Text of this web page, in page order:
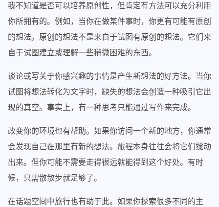
我不知道是否可以培养原创性，但肯定有方法可以充分利用
你所拥有的。例如，当你在做某件事时，你更有可能有原创
的想法。原创的想法不是来自于试图有原创的想法。它们来
自于试图建立或理解一些稍微困难的东西。
谈论或写关于你感兴趣的事情是产生新想法的好方法。当你
试图将想法转化为文字时，缺失的想法会创造一种吸引它出
现的真空。事实上，有一种思考只能通过写作来完成。
改变你的环境也有帮助。如果你访问一个新的地方，你通常
会发现自己在那里有新的想法。旅程本身往往会将它们搅动
出来。但你可能不需要走得很远就能得到这个好处。有时
候，只需散散步就足够了。
在话题空间中旅行也有助于此。如果你探索很多不同的主